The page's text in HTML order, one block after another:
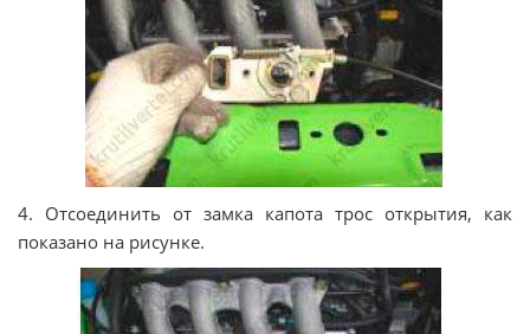
4. Отсоединить от замка капота трос открытия, как
показано на рисунке.